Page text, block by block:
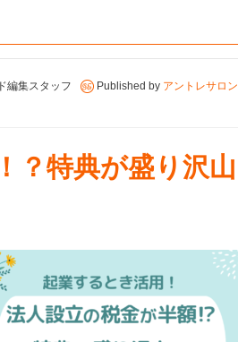
編集スタッフ Published by アントレサロン
？特典が盛り沢山